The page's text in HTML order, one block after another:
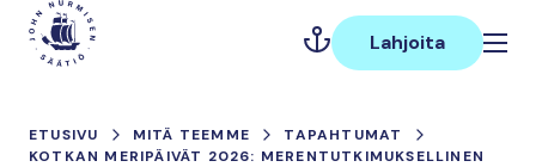
Hyppää
sisältöön
Päävalikko
Lahjoita
ETUSIVU MITÄ TEEMME
TAPAHTUMAT
KOTKAN MERIPÄIVÄT 2026: MERENTUTKIMUKSELLINEN